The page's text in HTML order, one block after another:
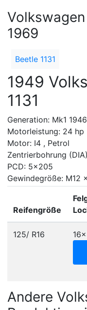
1969
Beetle 1131
1949
1131
Generation: Mk1
Motorleistung: 24 hp
Motor: I4 , Petrol
Zentrierbohrung
PCD: 5x205
Gewindegröße: M12
Reifengröße
125/ R16
Andere